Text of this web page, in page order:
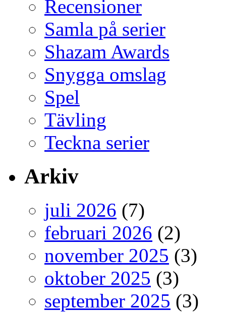
Recensioner
Samla på serier
Shazam Awards
Snygga omslag
Spel
Tävling
Teckna serier
Arkiv
juli 2026 (7)
februari 2026 (2)
november 2025 (3)
oktober 2025 (3)
september 2025 (3)